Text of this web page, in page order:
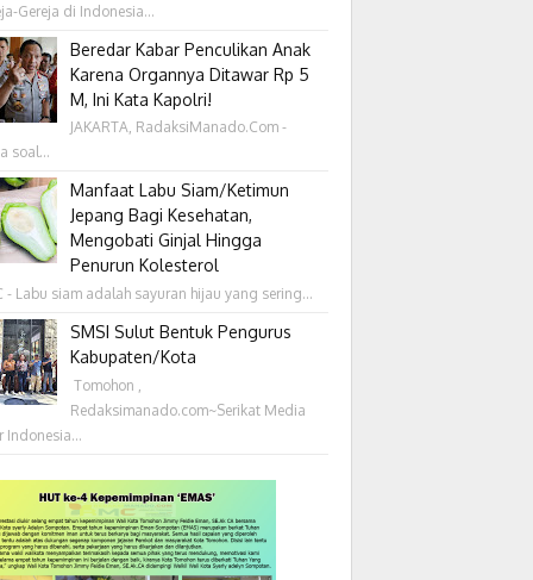
Gereja di Indonesia...
Beredar Kabar Penculikan Anak
Karena Organnya Ditawar Rp 5
M, Ini Kata Kapolri!
JAKARTA, RadaksiManado.Com -
soal...
Manfaat Labu Siam/Ketimun
Jepang Bagi Kesehatan,
Mengobati Ginjal Hingga
Penurun Kolesterol
- Labu siam adalah sayuran hijau yang sering...
SMSI Sulut Bentuk Pengurus
Kabupaten/Kota
‎ Tomohon ,
Redaksimanado.com~Serikat Media
Indonesia...